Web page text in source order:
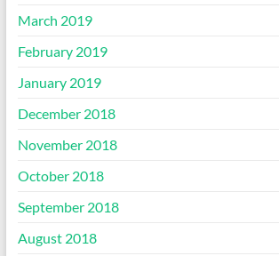
March 2019
February 2019
January 2019
December 2018
November 2018
October 2018
September 2018
August 2018